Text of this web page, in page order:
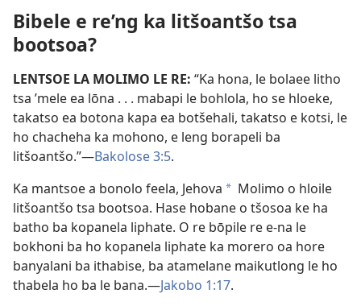
Bibele e re’ng ka litšoantšo tsa
bootsoa?
LENTSOE LA MOLIMO LE RE: “Ka hona, le bolaee litho
tsa ’mele ea lōna . . . mabapi le bohlola, ho se hloeke,
takatso ea botona kapa ea botšehali, takatso e kotsi, le
ho chacheha ka mohono, e leng borapeli ba
litšoantšo.”—Bakolose 3:5.
Ka mantsoe a bonolo feela, Jehova * Molimo o hloile
litšoantšo tsa bootsoa. Hase hobane o tšosoa ke ha
batho ba kopanela liphate. O re bōpile re e-na le
bokhoni ba ho kopanela liphate ka morero oa hore
banyalani ba ithabise, ba atamelane maikutlong le ho
thabela ho ba le bana.—Jakobo 1:17.